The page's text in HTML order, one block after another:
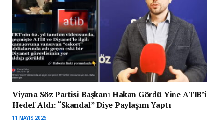
Viyana Söz Partisi Başkanı Hakan Gördü Yine ATIB’i
Hedef Aldı: “Skandal” Diye Paylaşım Yaptı
11 MAYIS 2026